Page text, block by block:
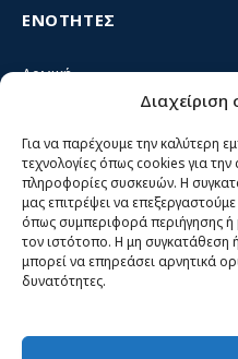
Για να παρέχουμε την καλύτερη
τεχνολογίες όπως cookies για
πληροφορίες συσκευών. Η
μας επιτρέψει να
όπως συμπεριφορά περιήγησης ή
τον ιστότοπο. Η μη συγκατάθεση
μπορεί να επηρεάσει αρνητικά
δυνατότητες.
ΕΝΟΤΗΤΕΣ
Αρχική
Κίνημα ΝΙΚΗ – Ποιοι
Θέσεις
Πρόσωπα
Όργανα και ομάδες
Βίντεο
Δελτία Τύπου